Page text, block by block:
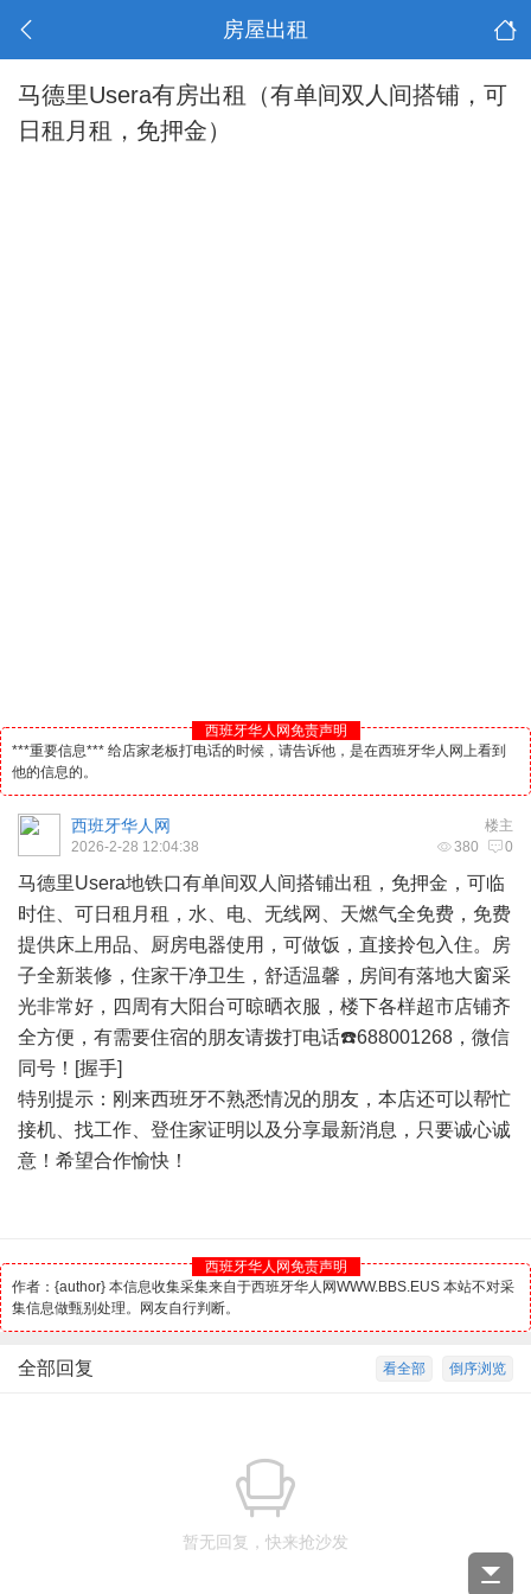
房屋出租
马德里Usera有房出租（有单间双人间搭铺，可
日租月租，免押金）
西班牙华人网免责声明
***重要信息*** 给店家老板打电话的时候，请告诉他，是在西班牙华人网上看到
他的信息的。
楼主
西班牙华人网
380 0
2026-2-28 12:04:38
马德里Usera地铁口有单间双人间搭铺出租，免押金，可临
时住、可日租月租，水、电、无线网、天燃气全免费，免费
提供床上用品、厨房电器使用，可做饭，直接拎包入住。房
子全新装修，住家干净卫生，舒适温馨，房间有落地大窗采
光非常好，四周有大阳台可晾晒衣服，楼下各样超市店铺齐
全方便，有需要住宿的朋友请拨打电话☎️688001268，微信
同号！[握手]
特别提示：刚来西班牙不熟悉情况的朋友，本店还可以帮忙
接机、找工作、登住家证明以及分享最新消息，只要诚心诚
意！希望合作愉快！
西班牙华人网免责声明
作者：{author} 本信息收集采集来自于西班牙华人网WWW.BBS.EUS 本站不对采
集信息做甄别处理。网友自行判断。
倒序浏览
看全部
全部回复
暂无回复，快来抢沙发